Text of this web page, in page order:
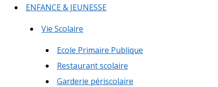
ENFANCE & JEUNESSE
Vie Scolaire
Ecole Primaire Publique
Restaurant scolaire
Garderie périscolaire